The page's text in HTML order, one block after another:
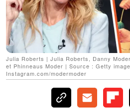
Julia Roberts | Julia Roberts, Danny
et Phinneaus Moder | Source : Getty
Instagram.com/modermoder